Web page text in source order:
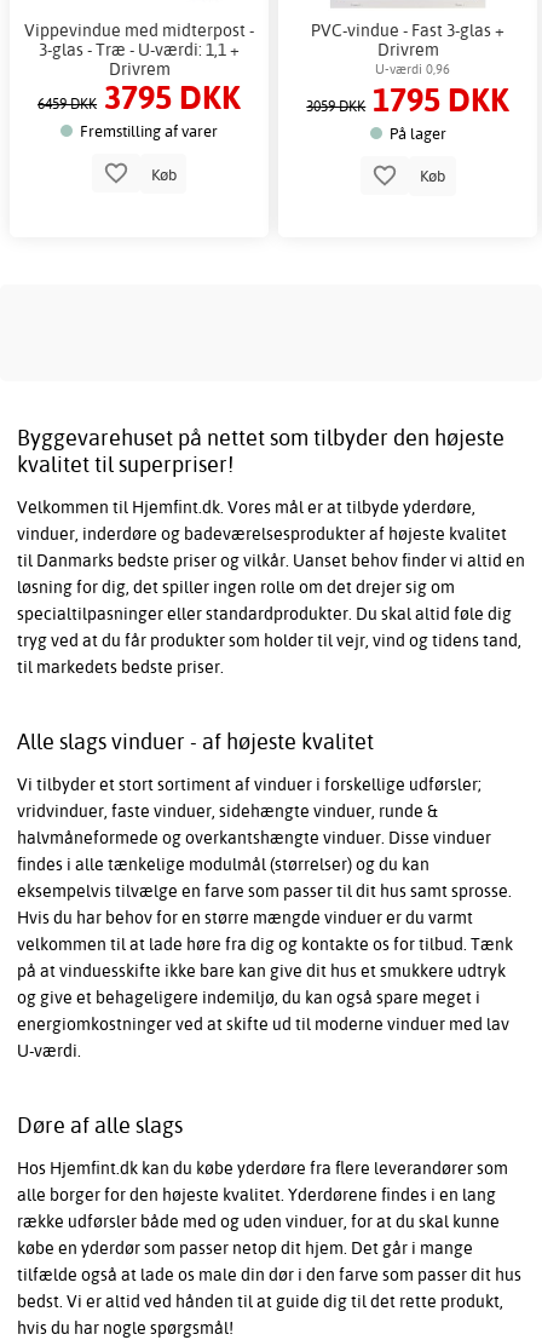
Vippevindue med midterpost -
3-glas - Træ - U-værdi: 1,1 +
Drivrem
6459 DKK 3795 DKK
Fremstilling af varer
Køb
PVC-vindue - Fast 3-glas +
Drivrem
U-værdi 0,96
3059 DKK 1795 DKK
På lager
Køb
Byggevarehuset på nettet som tilbyder den højeste
kvalitet til superpriser!
Velkommen til Hjemfint.dk. Vores mål er at tilbyde yderdøre,
vinduer, inderdøre og badeværelsesprodukter af højeste kvalitet
til Danmarks bedste priser og vilkår. Uanset behov finder vi altid en
løsning for dig, det spiller ingen rolle om det drejer sig om
specialtilpasninger eller standardprodukter. Du skal altid føle dig
tryg ved at du får produkter som holder til vejr, vind og tidens tand,
til markedets bedste priser.
Alle slags vinduer - af højeste kvalitet
Vi tilbyder et stort sortiment af vinduer i forskellige udførsler;
vridvinduer, faste vinduer, sidehængte vinduer, runde &
halvmåneformede og overkantshængte vinduer. Disse vinduer
findes i alle tænkelige modulmål (størrelser) og du kan
eksempelvis tilvælge en farve som passer til dit hus samt sprosse.
Hvis du har behov for en større mængde vinduer er du varmt
velkommen til at lade høre fra dig og kontakte os for tilbud. Tænk
på at vinduesskifte ikke bare kan give dit hus et smukkere udtryk
og give et behageligere indemiljø, du kan også spare meget i
energiomkostninger ved at skifte ud til moderne vinduer med lav
U-værdi.
Døre af alle slags
Hos Hjemfint.dk kan du købe yderdøre fra flere leverandører som
alle borger for den højeste kvalitet. Yderdørene findes i en lang
række udførsler både med og uden vinduer, for at du skal kunne
købe en yderdør som passer netop dit hjem. Det går i mange
tilfælde også at lade os male din dør i den farve som passer dit hus
bedst. Vi er altid ved hånden til at guide dig til det rette produkt,
hvis du har nogle spørgsmål!